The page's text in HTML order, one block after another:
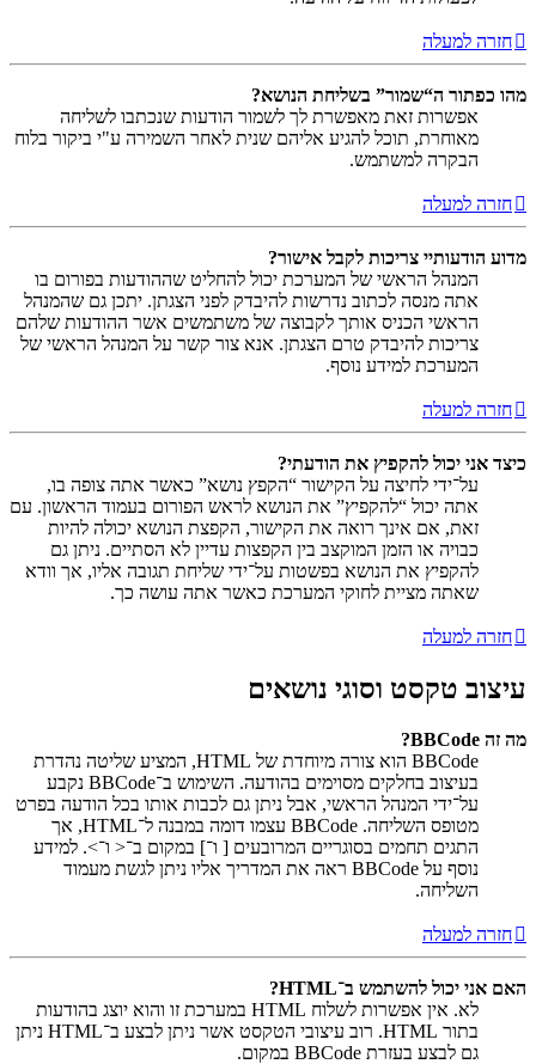
חזרה למעלה
מהו כפתור ה“שמור” בשליחת הנושא?
אפשרות זאת מאפשרת לך לשמור הודעות שנכתבו לשליחה
מאוחרת, תוכל להגיע אליהם שנית לאחר השמירה ע"י ביקור בלוח
הבקרה למשתמש.
חזרה למעלה
מדוע הודעותיי צריכות לקבל אישור?
המנהל הראשי של המערכת יכול להחליט שההודעות בפורום בו
אתה מנסה לכתוב נדרשות להיבדק לפני הצגתן. יתכן גם שהמנהל
הראשי הכניס אותך לקבוצה של משתמשים אשר ההודעות שלהם
צריכות להיבדק טרם הצגתן. אנא צור קשר על המנהל הראשי של
המערכת למידע נוסף.
חזרה למעלה
כיצד אני יכול להקפיץ את הודעתי?
על־ידי לחיצה על הקישור “הקפץ נושא” כאשר אתה צופה בו,
אתה יכול “להקפיץ” את הנושא לראש הפורום בעמוד הראשון. עם
זאת, אם אינך רואה את הקישור, הקפצת הנושא יכולה להיות
כבויה או הזמן המוקצב בין הקפצות עדיין לא הסתיים. ניתן גם
להקפיץ את הנושא בפשטות על־ידי שליחת תגובה אליו, אך וודא
שאתה מציית לחוקי המערכת כאשר אתה עושה כך.
חזרה למעלה
עיצוב טקסט וסוגי נושאים
מה זה BBCode?
BBCode הוא צורה מיוחדת של HTML, המציע שליטה נהדרת
בעיצוב בחלקים מסוימים בהודעה. השימוש ב־BBCode נקבע
על־ידי המנהל הראשי, אבל ניתן גם לכבות אותו בכל הודעה בפרט
מטופס השליחה. BBCode עצמו דומה במבנה ל־HTML, אך
התגים תחמים בסוגריים המרובעים [ ו־] במקום ב־< ו־>. למידע
נוסף על BBCode ראה את המדריך אליו ניתן לגשת מעמוד
השליחה.
חזרה למעלה
האם אני יכול להשתמש ב־HTML?
לא. אין אפשרות לשלוח HTML במערכת זו והוא יוצג בהודעות
בתור HTML. רוב עיצובי הטקסט אשר ניתן לבצע ב־HTML ניתן
גם לבצע בעזרת BBCode במקום.